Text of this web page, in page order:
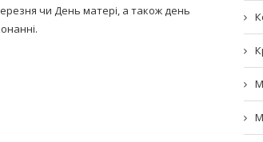
чи День матері, а також день